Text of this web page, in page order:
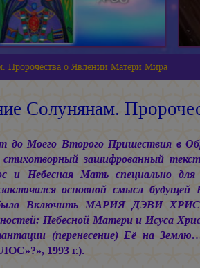
Пророчества о Явлении Матери Мира
Солунянам.
до Моего Второго Пришествия
зашифрованный
и Небесная Мать специально
основной смысл
Включить МАРИЯ ДЭВИ
Небесной Матери и Исуса
(перенесение) Её на
1993 г.).